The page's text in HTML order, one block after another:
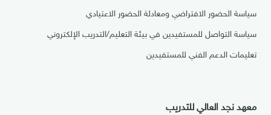
سياسة الحضور الافتراضي ومعادلة الحضور الاعتيادي
سياسة التواصل للمستفيدين في بيئة التعليم/التدريب الإلكتروني
تعليمات الدعم الفني للمستفيدين
معهد نجد العالي للتدريب